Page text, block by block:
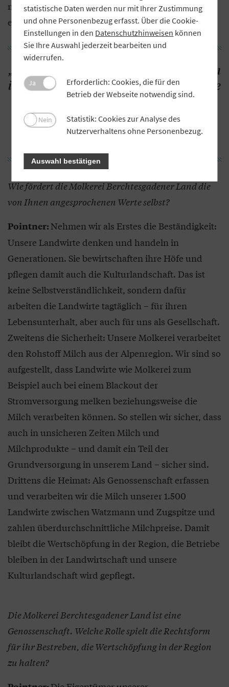
machen – eine Region, die schützens- und
erhaltenswert ist.
„Unsere Landwirte denken und handeln
in Generationen. Sie bewirtschaften ihre
Höfe und pflegen damit auch die
Kulturlandschaft. Das ist keine
Selbstverständlichkeit.“
Wie fördert die Molkerei Berchtesgadener Land die
von Ihnen angesprochenen Werte selbst?
Pointner:Nehmen wir als Erstes die Beständigkeit:
Unsere Landwirte denken und handeln in
Generationen. Sie bewirtschaften ihre Höfe und
pflegen damit auch die Kulturlandschaft. Das ist
keine Selbstverständlichkeit, sondern dafür
arbeiten die Landwirte tagtäglich – für ihren
Lebensunterhalt, aber auch für uns als Gesellschaft.
Zweitens die Sicherheit: Unsere Molkerei verarbeitet
den Rohstoff Milch aus der Alpenregion. Wir sind so
aufgestellt, dass Landwirte wie Molkerei zum
Beispiel auch bei einem Blackout der
Stromversorgung melken beziehungsweise die
Milch verarbeiten können. So stellen wir sicher, dass
auch in unsicheren Zeiten Milch und
Milchprodukte – und damit ein Teil der
Grundversorgung in unserem Land – sicher sind.
Drittens die Heimat: Als Genossenschaft erfassen
und verarbeiten wir die Milch unserer 1.500
Landwirte zwischen Watzmann und Zugspitze und
zahlen überdurchschnittliche Milchpreise. Damit
bleibt die Wertschöpfung in der Region, die Betriebe
bleiben in der Landwirtschaft und unsere
Kulturlandschaft wird gepflegt.
Die Molkerei Berchtesgadener Land ist eine
Genossenschaft. Welche Rolle spielt die Rechtsform
für ihr Bestreben, die Wertschöpfung in der Region
zu halten?
statistische Daten werden nur mit Ihrer Zustimmung
und ohne Personenbezug erfasst. Über die Cookie-
Einstellungen in den Datenschutzhinweisen können
Sie Ihre Auswahl jederzeit bearbeiten und
widerrufen.
Ja
Erforderlich: Cookies, die für den
Betrieb der Webseite notwendig sind.
Nein
Statistik: Cookies zur Analyse des
Nutzerverhaltens ohne Personenbezug.
Auswahl bestätigen